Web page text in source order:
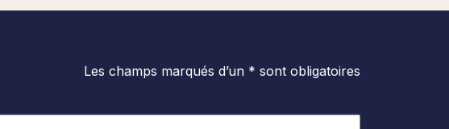
Les champs marqués d’un * sont obligatoires